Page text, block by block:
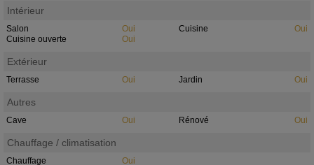
Intérieur
Salon Oui Cuisine
Oui
Cuisine ouverte
Oui
Extérieur
Terrasse Oui Jardin Oui
Autres
Cave Oui Rénové Oui
Chauffage / climatisation
Chauffage Oui